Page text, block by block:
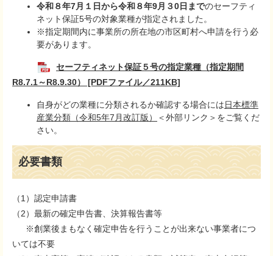
令和８年7月１日から令和８年9月３0日までのセーフティ
ネット保証5号の対象業種が指定されました。
※指定期間内に事業所の所在地の市区町村へ申請を行う必
要があります。
セーフティネット保証５号の指定業種（指定期間
R8.7.1～R8.9.30） [PDFファイル／211KB]
自身がどの業種に分類されるか確認する場合には日本標準
産業分類（令和5年7月改訂版）
＜外部リンク＞ をご覧くだ
さい。
必要書類
（1）認定申請書
（2）最新の確定申告書、決算報告書等
※創業後まもなく確定申告を行うことが出来ない事業者につ
いては不要